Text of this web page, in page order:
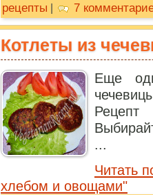
рецепты
7
Котлеты из
Еще
...
Читать
хлебом и овощами"